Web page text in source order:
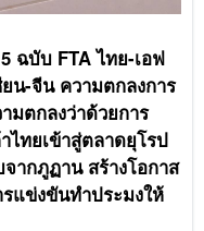
ฉบับ FTA ไทย-เอฟ
น-จีน ความตกลงการ
มตกลงว่าด้วยการ
ทยเข้าสู่ตลาดยุโรป
ากภูฏาน สร้างโอกาส
แข่งขันทำประมงให้